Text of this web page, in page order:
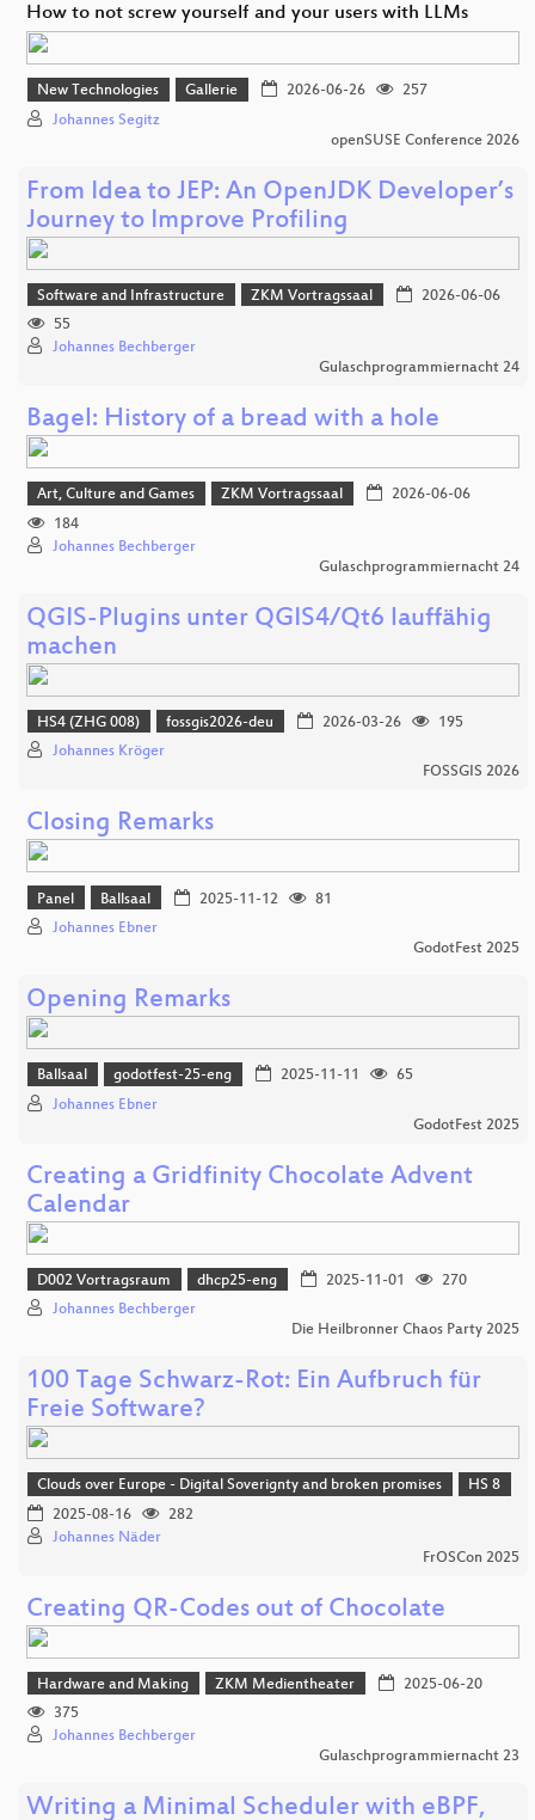
How to not screw yourself and your users with LLMs
New Technologies Gallerie 2026-06-26
257
Johannes Segitz
openSUSE Conference 2026
From Idea to JEP: An OpenJDK Developer’s
Journey to Improve Profiling
Software and Infrastructure ZKM Vortragssaal
2026-06-06
55
Johannes Bechberger
Gulaschprogrammiernacht 24
Bagel: History of a bread with a hole
Art, Culture and Games ZKM Vortragssaal
2026-06-06
184
Johannes Bechberger
Gulaschprogrammiernacht 24
QGIS-Plugins unter QGIS4/Qt6 lauffähig
machen
HS4 (ZHG 008) fossgis2026-deu 2026-03-26
195
Johannes Kröger
FOSSGIS 2026
Closing Remarks
Panel Ballsaal 2025-11-12
81
Johannes Ebner
GodotFest 2025
Opening Remarks
Ballsaal godotfest-25-eng 2025-11-11
65
Johannes Ebner
GodotFest 2025
Creating a Gridfinity Chocolate Advent
Calendar
D002 Vortragsraum dhcp25-eng 2025-11-01
270
Johannes Bechberger
Die Heilbronner Chaos Party 2025
100 Tage Schwarz-Rot: Ein Aufbruch für
Freie Software?
Clouds over Europe - Digital Soverignty and broken promises
HS 8
2025-08-16
282
Johannes Näder
FrOSCon 2025
Creating QR-Codes out of Chocolate
Hardware and Making ZKM Medientheater
2025-06-20
375
Johannes Bechberger
Gulaschprogrammiernacht 23
Writing a Minimal Scheduler with eBPF,